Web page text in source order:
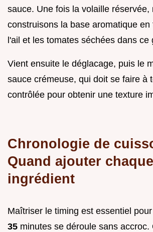
sauce. Une fois la volaille réservée,
construisons la base aromatique en
l'ail et les tomates séchées dans ce
Vient ensuite le déglacage, puis le
sauce crémeuse, qui doit se faire à
contrôlée pour obtenir une texture
Chronologie de
Quand ajouter chaque
ingrédient
Maîtriser le timing est essentiel
35 minutes se déroule sans accroc.